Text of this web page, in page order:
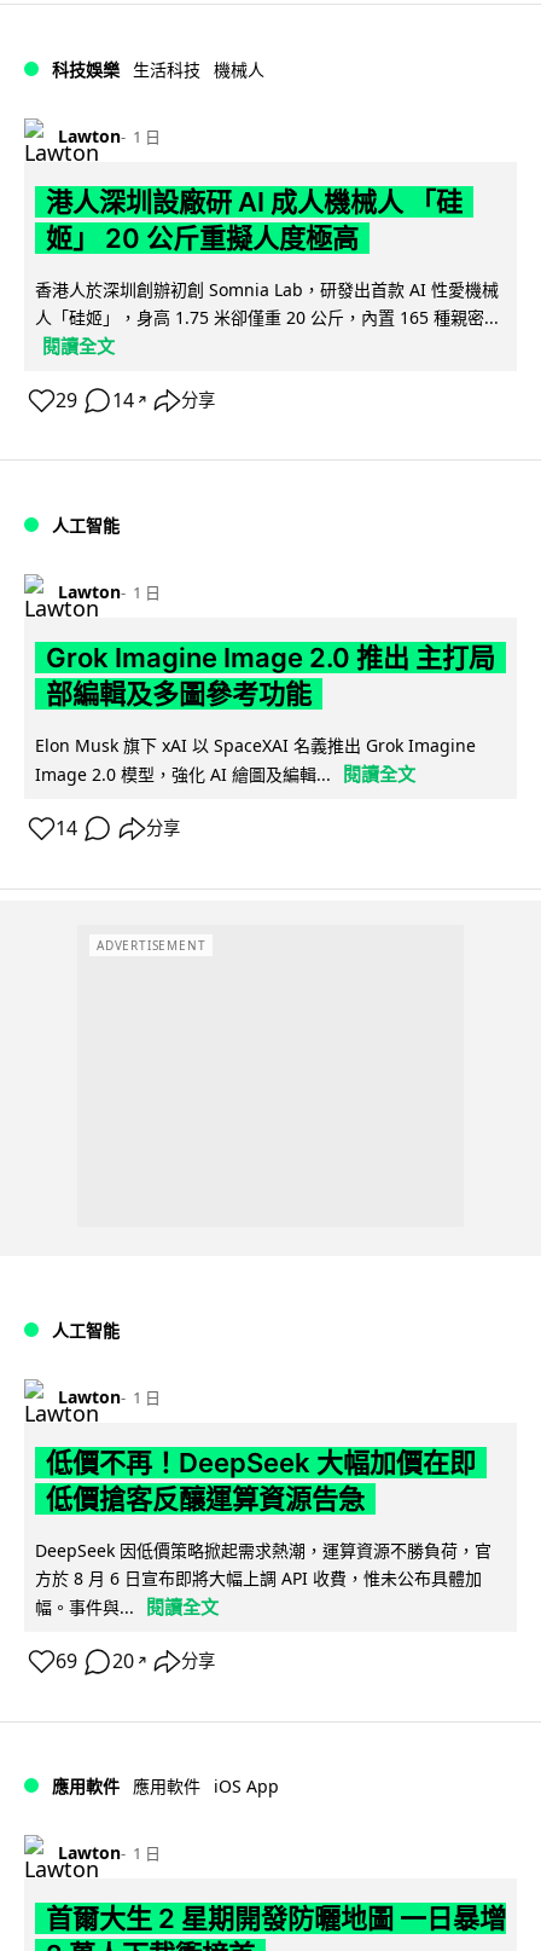
科技娛樂 生活科技 機械人
Lawton 1 日
港人深圳設廠研 AI 成人機械人 「硅
姬」 20 公斤重擬人度極高
香港人於深圳創辦初創 Somnia Lab，研發出首款 AI 性愛機械
人「硅姬」，身高 1.75 米卻僅重 20 公斤，內置 165 種親密...
閱讀全文
29 14 ↗ 分享
人工智能
Lawton 1 日
Grok Imagine Image 2.0 推出 主打局
部編輯及多圖參考功能
Elon Musk 旗下 xAI 以 SpaceXAI 名義推出 Grok Imagine
Image 2.0 模型，強化 AI 繪圖及編輯...
閱讀全文
14 分享
ADVERTISEMENT
人工智能
Lawton 1 日
低價不再！DeepSeek 大幅加價在即
低價搶客反釀運算資源告急
DeepSeek 因低價策略掀起需求熱潮，運算資源不勝負荷，官
方於 8 月 6 日宣布即將大幅上調 API 收費，惟未公布具體加
幅。事件與...
閱讀全文
69 20 ↗ 分享
應用軟件 應用軟件 iOS App
Lawton 1 日
首爾大生 2 星期開發防曬地圖 一日暴增